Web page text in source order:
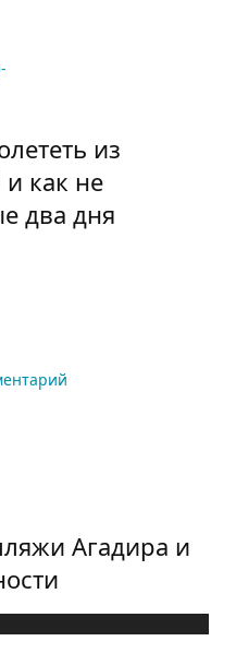
из
и как не
два дня
Агадира и